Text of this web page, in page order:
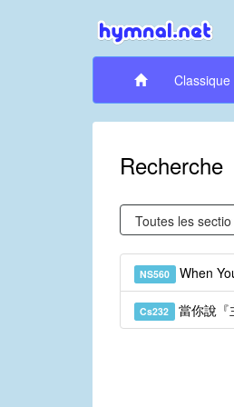
Classique
Recherche
NS560 When
Cs232 當你說『